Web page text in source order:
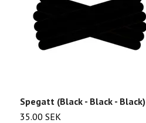
Spegatt (Black - Black - Black)
35.00 SEK